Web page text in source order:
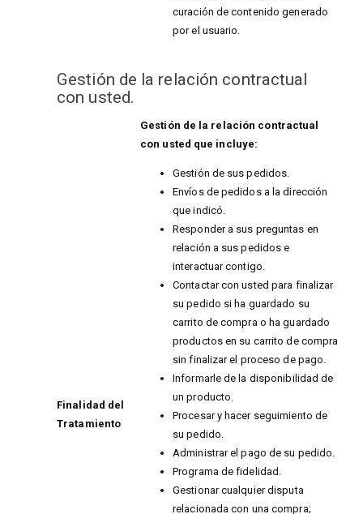
curación de contenido generado
por el usuario.
Gestión de la relación contractual
con usted.
Finalidad del
Tratamiento
Gestión de la relación contractual
con usted que incluye:
Gestión de sus pedidos.
Envíos de pedidos a la dirección
que indicó.
Responder a sus preguntas en
relación a sus pedidos e
interactuar contigo.
Contactar con usted para finalizar
su pedido si ha guardado su
carrito de compra o ha guardado
productos en su carrito de compra
sin finalizar el proceso de pago.
Informarle de la disponibilidad de
un producto.
Procesar y hacer seguimiento de
su pedido.
Administrar el pago de su pedido.
Programa de fidelidad.
Gestionar cualquier disputa
relacionada con una compra;